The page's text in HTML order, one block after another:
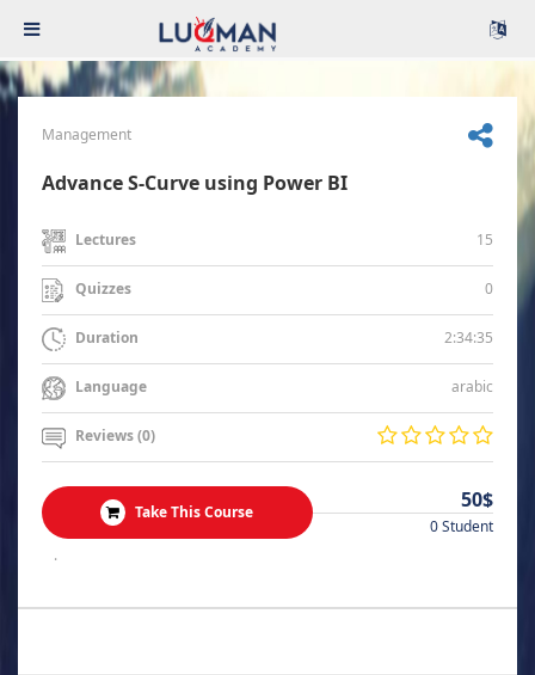
Management
Advance S-Curve using Power BI
Lectures 15
Quizzes 0
Duration 2:34:35
Language arabic
Reviews (0)
Take This Course 50$
0 Student
.